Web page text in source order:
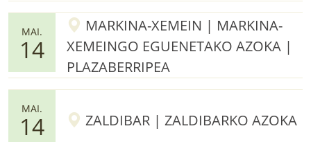
MAI.
14
MARKINA-XEMEIN | MARKINA-
XEMEINGO EGUENETAKO AZOKA |
PLAZABERRIPEA
MAI.
14 ZALDIBAR | ZALDIBARKO AZOKA